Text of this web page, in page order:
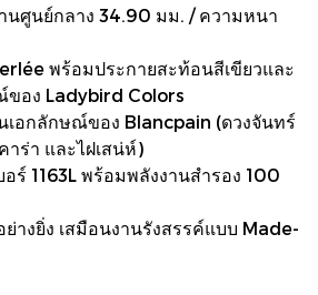
านศูนย์กลาง 34.90 มม. / ความหนา
พร้อมประกายสะท้อนสีเขียวและ
อง Ladybird Colors
เอกลักษณ์ของ Blancpain (ดวงจันทร์
ร่า และไฝเสน่ห์)
ร์ 1163L พร้อมพลังงานสำรอง 100
ย่างยิ่ง เสมือนงานรังสรรค์แบบ Made-